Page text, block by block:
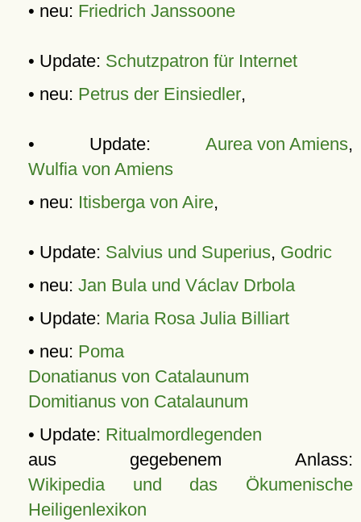
• neu: Friedrich Janssoone
• Update: Schutzpatron für Internet
• neu: Petrus der Einsiedler,
• Update: Aurea von Amiens,
Wulfia von Amiens
• neu: Itisberga von Aire,
• Update: Salvius und Superius, Godric
• neu: Jan Bula und Václav Drbola
• Update: Maria Rosa Julia Billiart
• neu: Poma
Donatianus von Catalaunum
Domitianus von Catalaunum
• Update: Ritualmordlegenden
aus gegebenem Anlass:
Wikipedia und das Ökumenische
Heiligenlexikon